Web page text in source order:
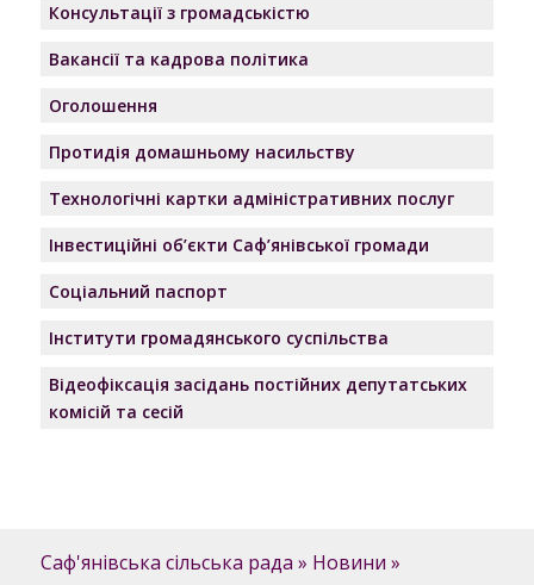
Консультації з громадськістю
Вакансії та кадрова політика
Оголошення
Протидія домашньому насильству
Технологічні картки адміністративних послуг
Інвестиційні об’єкти Саф’янівської громади
Соціальний паспорт
Інститути громадянського суспільства
Відеофіксація засідань постійних депутатських
комісій та сесій
Саф'янівська сільська рада » Новини »